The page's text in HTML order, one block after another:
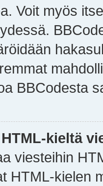
Voit myös
BBCodesta
kieltä
viesteihin
HTML-kielen